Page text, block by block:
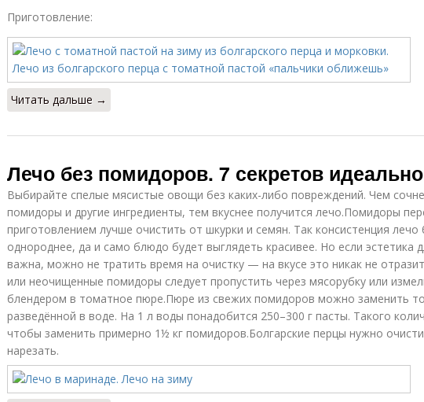
Приготовление:
Читать дальше →
Лечо без помидоров. 7 секретов
Выбирайте спелые мясистые овощи без каких-либо повреждений. Чем
помидоры и другие ингредиенты, тем вкуснее получится лечо.Помидоры
приготовлением лучше очистить от шкурки и семян. Так консистенция лечо
однороднее, да и само блюдо будет выглядеть красивее. Но если эстетика
важна, можно не тратить время на очистку — на вкусе это никак не
или неочищенные помидоры следует пропустить через мясорубку или
блендером в томатное пюре.Пюре из свежих помидоров можно заменить
разведённой в воде. На 1 л воды понадобится 250–300 г пасты. Такого
чтобы заменить примерно 1½ кг помидоров.Болгарские перцы нужно
нарезать.